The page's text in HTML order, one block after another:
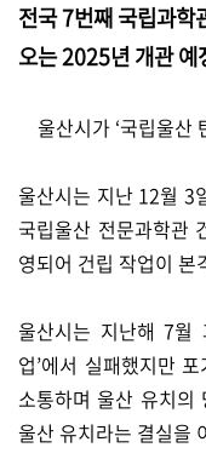
전국 7번째 국립과
오는 2025년 개관
울산시가 ‘국립울산
울산시는 지난 12월 3
국립울산 전문과학관
영되어 건립 작업이 본
울산시는 지난해 7월
업’에서 실패했지만
소통하며 울산 유치의
울산 유치라는 결실을